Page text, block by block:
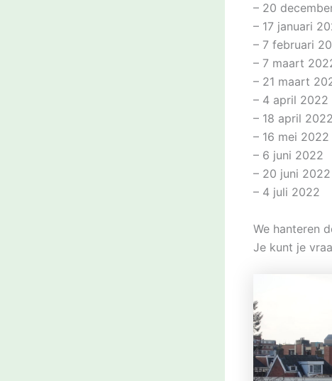
– 20
– 17 januari
– 7 februari
– 7 maart
– 21 maart
– 4 april 2022
– 18 april 2022
– 16 mei 2022
– 6 juni 2022
– 20 juni 2022
– 4 juli 2022
We hanteren
Je kunt je